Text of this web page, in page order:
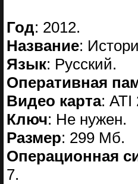
Год: 2012.
Название:
Язык: Русский.
Оперативная
Видео карта: ATI
Ключ: Не нужен.
Размер: 299 Мб.
Операционная
7.